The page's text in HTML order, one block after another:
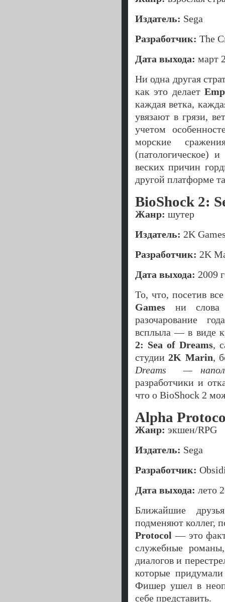
Издатель: Sega
Разработчик: The
Дата выхода: март
Ни одна другая
как это делает
каждая ветка,
увязают в грязи,
учетом
морские
(патологическое)
веских причин
другой платформе
BioShock 2:
Жанр: шутер
Издатель: 2K
Разработчик: 2K
Дата выхода: 2009
То, что, посетив
Games ни слова
разочарование
всплыла — в виде
2: Sea of Dreams,
студии2K Marin,
Dreams —
разработчики и
что о BioShock 2
Alpha
Жанр: экшен/RPG
Издатель: Sega
Разработчик:
Дата выхода: лето
Ближайшие
подменяют коллег,
Protocol — это
служебные
диалогов и
которые
Фишер ушел в
себе представить.